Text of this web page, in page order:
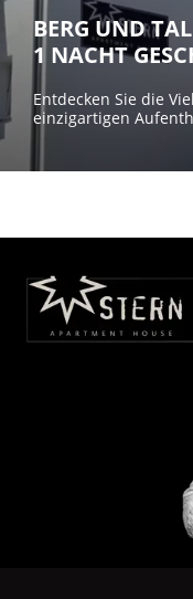
BERG UND TAL
NACHT
Entdecken Sie die
einzigartigen